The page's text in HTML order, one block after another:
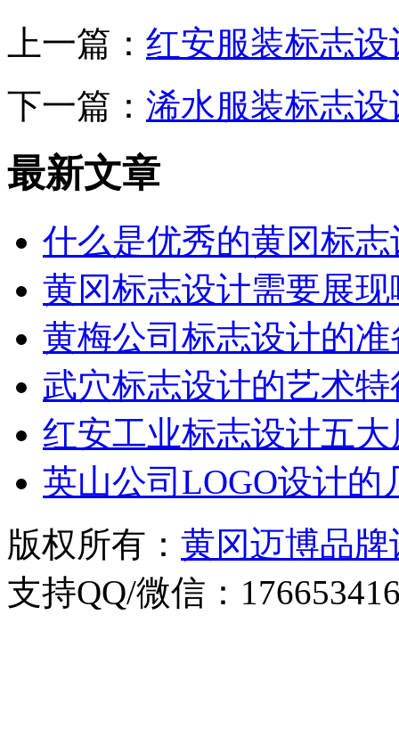
上一篇： 红安服装标志
下一篇： 浠水服装标志
最新文章
什么是优秀的黄冈标志
黄冈标志设计需要展
黄梅公司标志设计的
武穴标志设计的艺术
红安工业标志设计五大
英山公司LOGO设计的
版权所有： 黄冈迈博品
支持QQ/微信：